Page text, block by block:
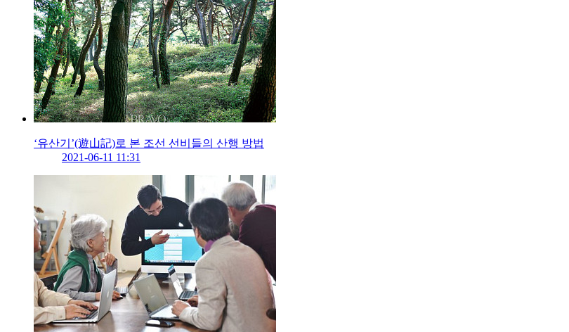
‘유산기’(遊山記)로 본 조선 선비들의 산행 방법
2021-06-11 11:31